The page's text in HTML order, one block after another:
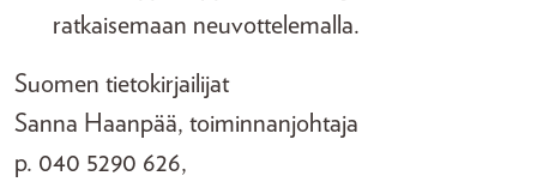
ratkaisemaan neuvottelemalla.
Suomen tietokirjailijat
Sanna Haanpää, toiminnanjohtaja
p. 040 5290 626,